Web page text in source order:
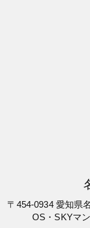
〒454-0934 愛知県
OS・SKYマ